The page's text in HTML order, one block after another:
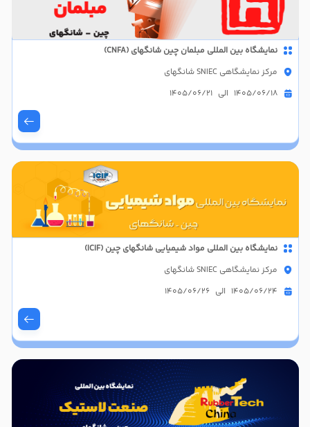
نمایشگاه بین المللی مبلمان چین شانگهای (CNFA)
مرکز نمایشگاهی SNIEC شانگهای
1405/06/18 الی 1405/06/21
نمایشگاه بین المللی مواد شیمیایی شانگهای چین (ICIF)
مرکز نمایشگاهی SNIEC شانگهای
1405/06/24 الی 1405/06/26